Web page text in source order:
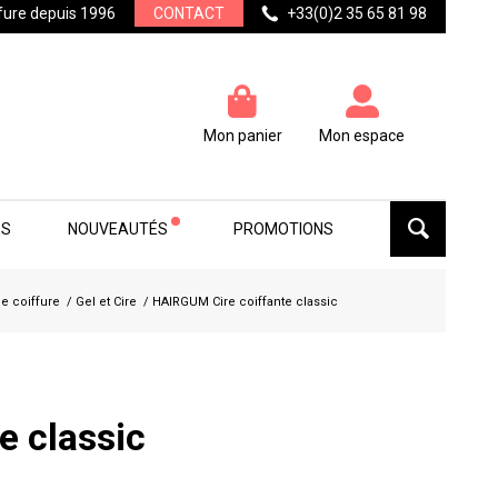
depuis 1996 CONTACT +33(0)2 35 65 81 98
Mon panier Mon espace
NOUVEAUTÉS PROMOTIONS
coiffure / Gel et Cire / HAIRGUM Cire coiffante classic
classic